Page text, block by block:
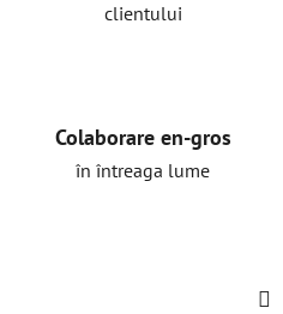
clientului
Colaborare en-gros
în întreaga lume